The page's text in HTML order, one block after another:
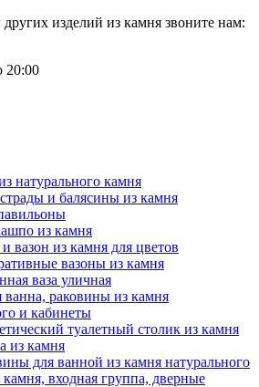
других изделий из камня звоните нам:
20:00
натурального камня
и балясины из камня
из камня
вазон из камня для цветов
вазоны из камня
ваза уличная
раковины из камня
и кабинеты
туалетный столик из камня
из камня
для ванной из камня натурального
входная группа, дверные